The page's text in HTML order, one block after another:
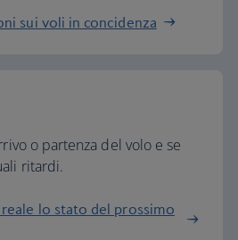
sui voli in concidenza
o partenza del volo e se
ritardi.
lo stato del prossimo